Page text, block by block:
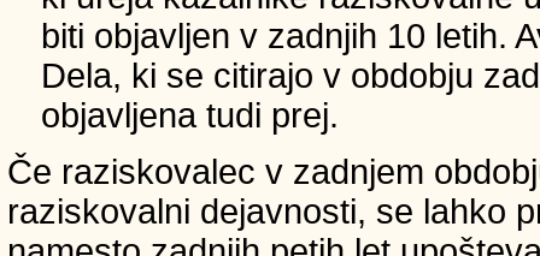
biti objavljen v zadnjih 10 letih.
Dela, ki se citirajo v obdobju
objavljena tudi prej.
Če raziskovalec v zadnjem
raziskovalni dejavnosti, se lahko